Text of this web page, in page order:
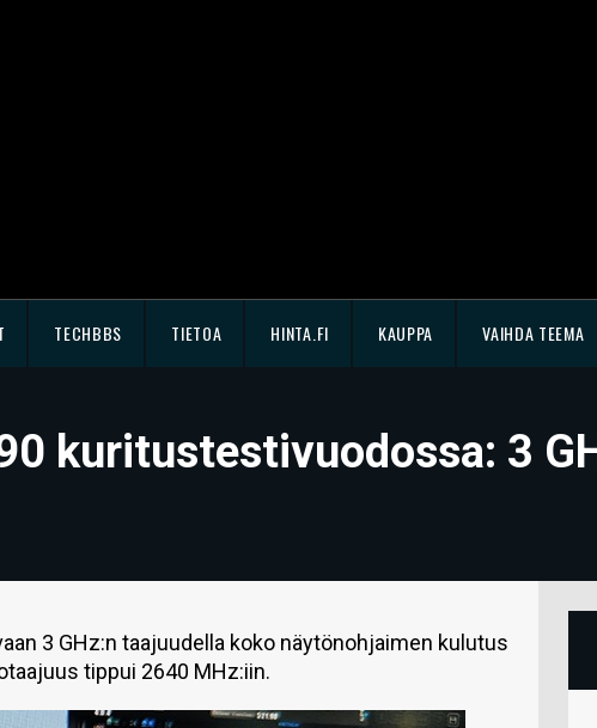
TECHBBS TIETOA HINTA.FI KAUPPA VAIHDA TEEMA
kuritustestivuodossa: 3
3 GHz:n taajuudella koko näytönohjaimen kulutus
tippui 2640 MHz:iin.